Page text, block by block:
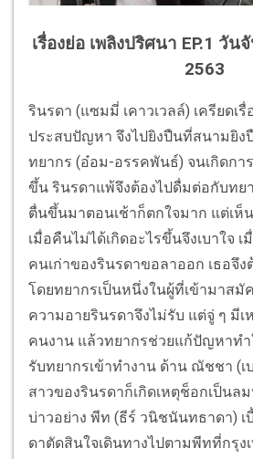
เรื่องย่อ เพลิงปริศนา EP.1 วั
2563
รินรดา (แซมมี่ เคาวเวลล์) เครียดเ
ประสบปัญหา จึงไปยิงปืนที่สนามยิง
ทยากร (อ๋อม-อรรคพันธ์) จนเกิดกา
ขึ้น รินรดาแพ้จึงต้องไปดื่มต่อกับทย
ตื่นขึ้นมาตอนเช้าก็ตกใจมาก แต่เห็
เมื่อคืนไม่ได้เกิดอะไรขึ้นจึงเบาใจ
คนเก่าของรินรดาขอลาออก เธอจึง
โดยทยากรเป็นหนึ่งในผู้ที่เข้ามาสมั
ความอายรินรดาจึงไม่รับ แต่จู่ ๆ มี
คนงาน แล้วทยากรช่วยแก้ปัญหาทำ
รับทยากรเข้าทำงาน ด้าน ณัชชา (
สาวของรินรดาก็เกิดเหตุช็อกเป็นล
บ่าวอย่าง พีท (ธีร์ วนิชนันทธาดา) เ
ดาตัดสินใจเดินทางไปตามพีทที่กรุง